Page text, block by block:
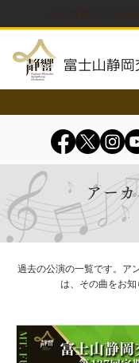
アー
過去の公演の一覧です。ア
は、その曲をお知